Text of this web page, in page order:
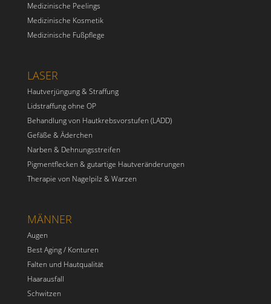
Medizinische Peelings
Medizinische Kosmetik
Medizinische Fußpflege
LASER
Hautverjüngung & Straffung
Lidstraffung ohne OP
Behandlung von Hautkrebsvorstufen (LADD)
Gefäße & Äderchen
Narben & Dehnungsstreifen
Pigmentflecken & gutartige Hautveränderungen
Therapie von Nagelpilz & Warzen
MÄNNER
Augen
Best Aging / Konturen
Falten und Hautqualität
Haarausfall
Schwitzen